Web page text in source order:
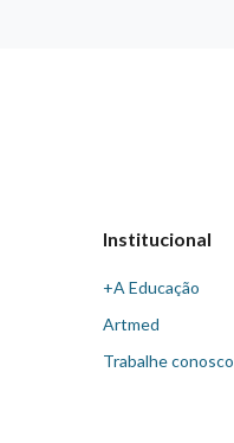
Institucional
+A Educação
Artmed
Trabalhe conosco